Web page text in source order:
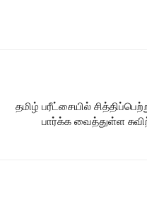
தமிழ் பரீட்சையில்
பார்க்க வைத்துள்ள